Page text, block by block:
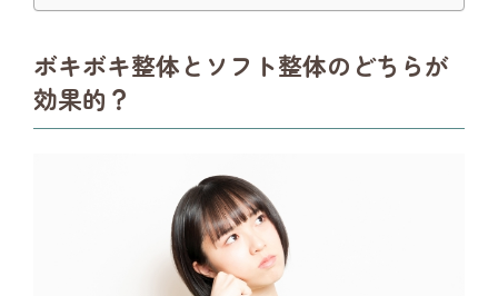
ボキボキ整体とソフト整体のどちらが
効果的？